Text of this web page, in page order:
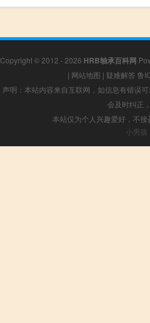
Copyright © 2012 - 2026 HRB轴承百科网
| 网站地图 | 疑难解答 鲁
声明：本站内容来自互联网，如信息有错误
会及时纠正
本站仅为个人兴趣爱好，不
小男孩